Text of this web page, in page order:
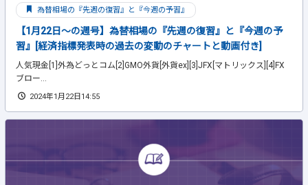
為替相場の『先週の復習』と『今週の予習』
【1月22日～の週号】為替相場の『先週の復習』と『今週の予
習』[経済指標発表時の過去の変動のチャートと動画付き]
人気現金[1]外為どっとコム[2]GMO外貨[外貨ex][3]JFX[マトリックス][4]FX
ブロー...
2024年1月22日14:55